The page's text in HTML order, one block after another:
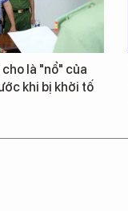
là "nổ" của
khi bị khởi tố